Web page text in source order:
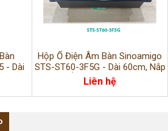
- Dài
Liệu,
Hộp Ổ Điện Âm Bàn Sinoamigo
STS-ST60-3F5G - Dài 60cm, Nắp
Trượt, 3 Ổ Điện & 5 Cổng Dữ Liệu
Liên hệ